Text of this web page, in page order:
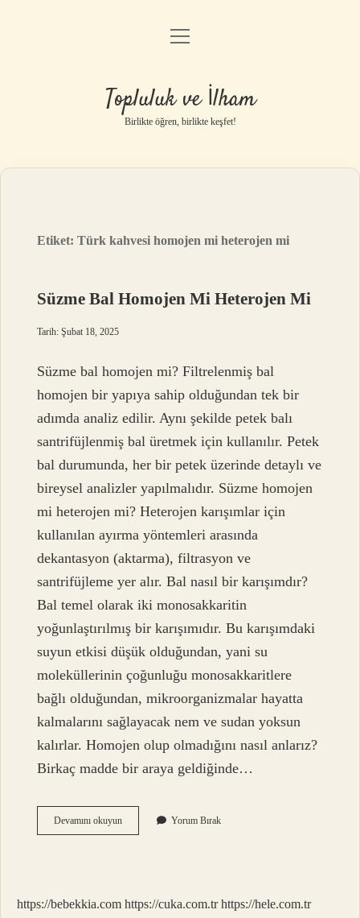
Anasayfa
Gizlilik Politikası
Yasal Uyarı
menüyü
Topluluk ve İlham
Birlikte öğren, birlikte keşfet!
Etiket:Türk kahvesi homojen mi heterojen mi
Süzme Bal Homojen Mi Heterojen Mi
Tarih: Şubat 18, 2025
Süzme bal homojen mi? Filtrelenmiş bal
homojen bir yapıya sahip olduğundan tek bir
adımda analiz edilir. Aynı şekilde petek balı
santrifüjlenmiş bal üretmek için kullanılır. Petek
bal durumunda, her bir petek üzerinde detaylı ve
bireysel analizler yapılmalıdır. Süzme homojen
mi heterojen mi? Heterojen karışımlar için
kullanılan ayırma yöntemleri arasında
dekantasyon (aktarma), filtrasyon ve
santrifüjleme yer alır. Bal nasıl bir karışımdır?
Bal temel olarak iki monosakkaritin
yoğunlaştırılmış bir karışımıdır. Bu karışımdaki
suyun etkisi düşük olduğundan, yani su
moleküllerinin çoğunluğu monosakkaritlere
bağlı olduğundan, mikroorganizmalar hayatta
kalmalarını sağlayacak nem ve sudan yoksun
kalırlar. Homojen olup olmadığını nasıl anlarız?
Birkaç madde bir araya geldiğinde…
Devamını okuyunSüzme
Bal
Yorum Bırak
https://bebekkia.com https://cuka.com.tr https://hele.com.tr